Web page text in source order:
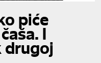
piće
I
drugoj